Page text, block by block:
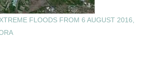
FLOODS FROM 6 AUGUST 2016,